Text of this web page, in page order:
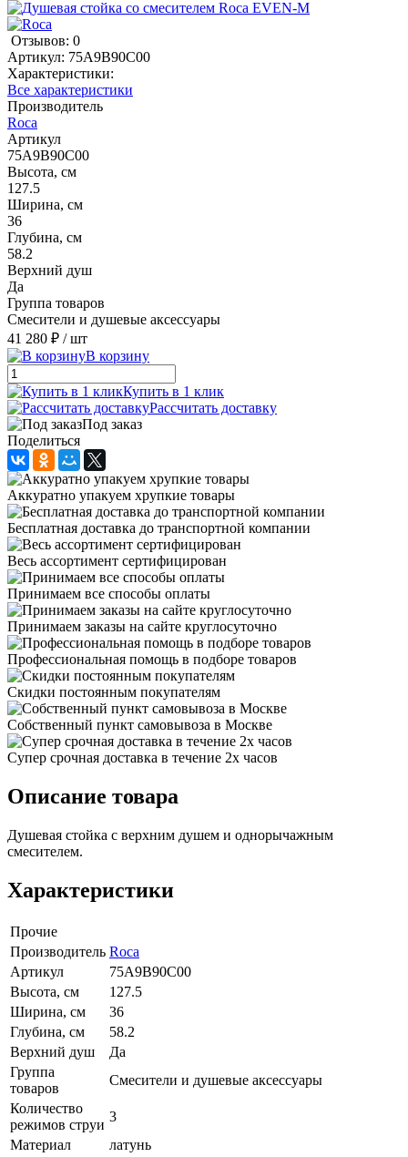
Отзывов: 0
Артикул: 75A9B90C00
Характеристики:
Все характеристики
Производитель
Roca
Артикул
75A9B90C00
Высота, см
127.5
Ширина, см
36
Глубина, см
58.2
Верхний душ
Да
Группа товаров
Смесители и душевые аксессуары
41 280 ₽ / шт
В корзину
Купить в 1 клик
Рассчитать доставку
Под заказ
Поделиться
Аккуратно упакуем хрупкие товары
Бесплатная доставка до транспортной компании
Весь ассортимент сертифицирован
Принимаем все способы оплаты
Принимаем заказы на сайте круглосуточно
Профессиональная помощь в подборе товаров
Скидки постоянным покупателям
Собственный пункт самовывоза в Москве
Супер срочная доставка в течение 2х часов
Описание товара
Душевая стойка с верхним душем и однорычажным
смесителем.
Характеристики
Прочие
Производитель Roca
Артикул
75A9B90C00
Высота, см
127.5
Ширина, см
36
Глубина, см
58.2
Верхний душ
Да
Группа
товаров
Смесители и душевые аксессуары
Количество
режимов струи
3
Материал
латунь